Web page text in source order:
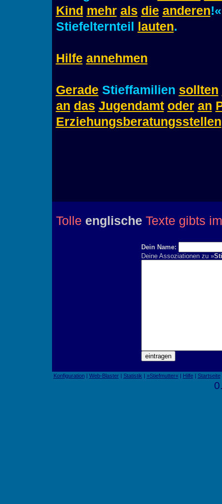
Kind mehr als die anderen
Stiefelternteil
lauten.
Hilfe annehmen
Gerade Stieffamilien sollten
an das Jugendamt oder an
Erziehungsberatungsstellen
Tolle englische Texte gibts
Dein Name:
Deine Assoziationen zu »
Konfiguration| Web-Blaster| Statistik | »Stiefmutter«| Hilfe| Startseite